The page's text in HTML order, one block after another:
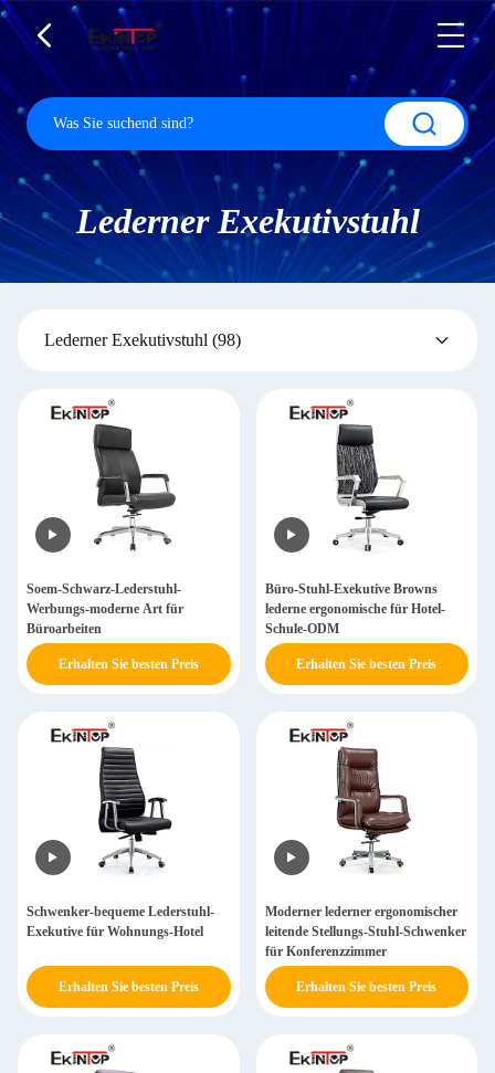
Lederner Exekutivstuhl
Lederner Exekutivstuhl (98)
Soem-Schwarz-Lederstuhl-
Werbungs-moderne Art für
Büroarbeiten
Erhalten Sie besten Preis
Büro-Stuhl-Exekutive Browns
lederne ergonomische für Hotel-
Schule-ODM
Erhalten Sie besten Preis
Schwenker-bequeme Lederstuhl-
Exekutive für Wohnungs-Hotel
Erhalten Sie besten Preis
Moderner lederner ergonomischer
leitende Stellungs-Stuhl-Schwenker
für Konferenzzimmer
Erhalten Sie besten Preis